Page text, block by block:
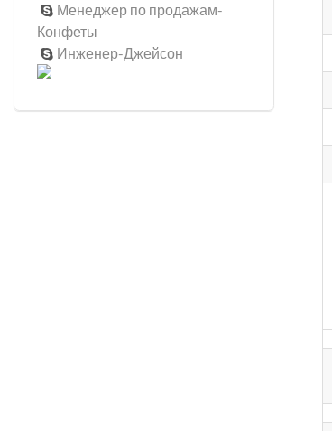
 Менеджер по продажам-
Конфеты
 Инженер-Джейсон